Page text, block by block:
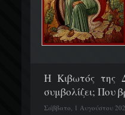
H Κιβωτός της
συμβολίζει; Που
Σάββατο, 1 Αυγούστου